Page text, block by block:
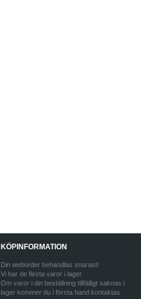
KÖPINFORMATION
Din weborder behandlas snarast!
Vi har de flesta varor i lager.
Om varor i din beställning tillfälligt saknas i
lager kommer du i första hand kontaktas